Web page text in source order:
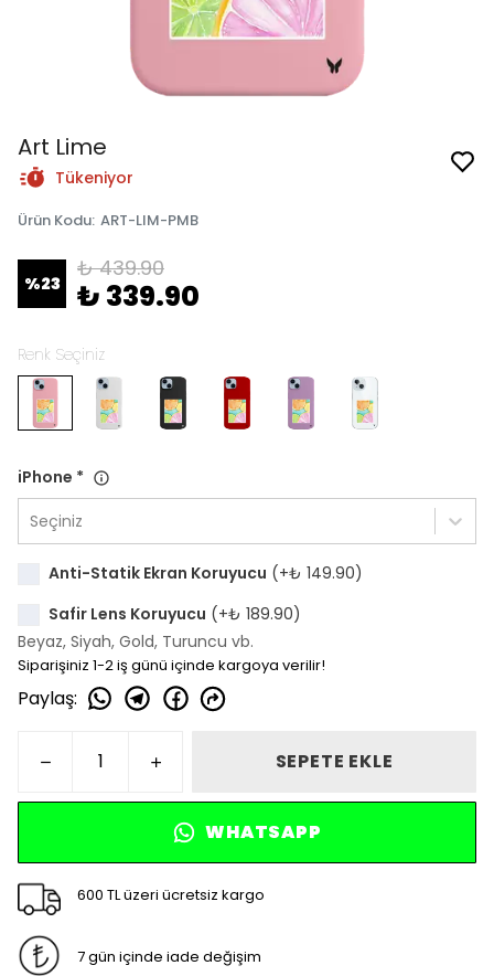
Art Lime
Tükeniyor
Ürün Kodu: ART-LIM-PMB
%23
₺ 439.90
₺ 339.90
Renk Seçiniz
iPhone *
Seçiniz
Anti-Statik Ekran Koruyucu (+₺ 149.90)
Safir Lens Koruyucu (+₺ 189.90)
Beyaz, Siyah, Gold, Turuncu vb.
Siparişiniz 1-2 iş günü içinde kargoya verilir!
Paylaş:
SEPETE EKLE
WHATSAPP
600 TL üzeri ücretsiz kargo
7 gün içinde iade değişim